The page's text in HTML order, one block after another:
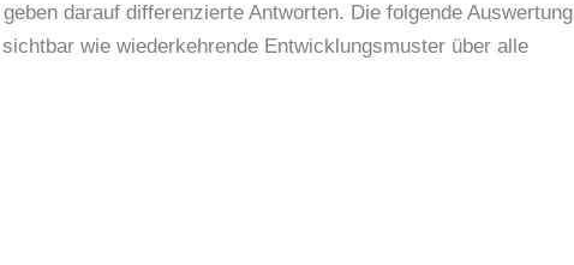
darauf differenzierte Antworten. Die folgende Auswertung
wie wiederkehrende Entwicklungsmuster über alle